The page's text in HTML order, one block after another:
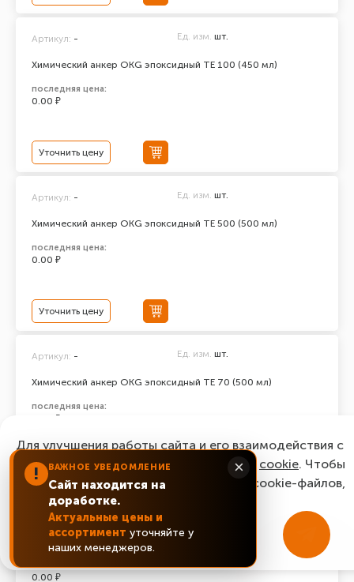
Химический анкер ОКG эпоксидный ТЕ 100 (450 мл)
Артикул: - Ед. изм. шт.
последняя цена:
0.00 ₽
Уточнить цену
Химический анкер ОКG эпоксидный ТЕ 500 (500 мл)
Артикул: - Ед. изм. шт.
последняя цена:
0.00 ₽
Уточнить цену
Химический анкер ОКG эпоксидный ТЕ 70 (500 мл)
Артикул: - Ед. изм. шт.
последняя цена:
0.00 ₽
Уточнить цену
Химический анкер ОКG эпоксидный ТЕ 100 (500 мл)
Артикул: -
последняя цена:
0.00 ₽
! ВАЖНОЕ УВЕДОМЛЕНИЕ
Сайт находится на
доработке.
Актуальные цены и
ассортимент уточняйте у
наших менеджеров.
×
Для улучшения работы сайта и его взаимодействия с
пользователями мы используем файлы cookie. Чтобы
согласиться с нашим использованием cookie-файлов,
нажмите “Ок, понятно!”
ОК, понятно!